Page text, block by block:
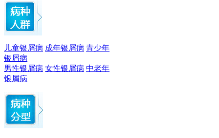
儿童银屑病 成年银屑病 青少年
银屑病
男性银屑病 女性银屑病 中老年
银屑病